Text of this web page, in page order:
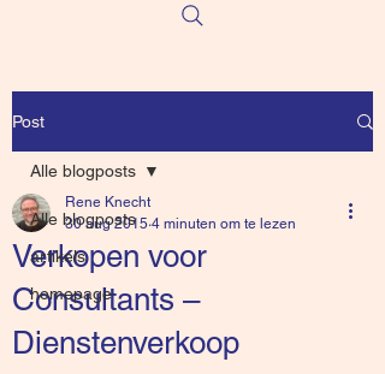
Post
Alle blogposts
artikels
homepage
Alle blogposts
Verkopen voor
Consultants –
Dienstenverkoop
Rene Knecht
30 aug 2015 4 minuten om te lezen